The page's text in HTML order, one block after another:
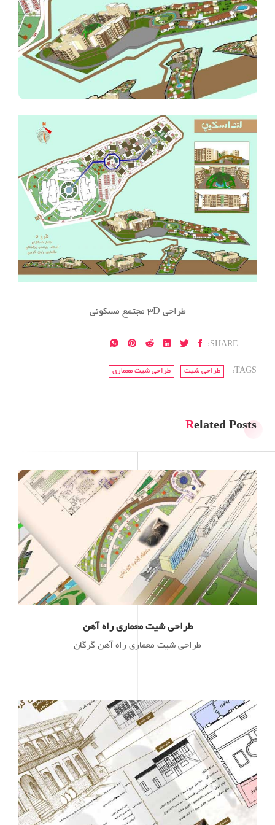
طراحی 3D مجتمع مسکونی
SHARE:
TAGS: طراحی شیت طراحی شیت معماری
Related Posts
طراحی شیت معماری راه آهن
طراحی شیت معماری راه آهن گرگان